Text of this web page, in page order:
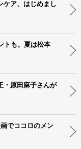
ア、はじめまし
トも。夏は松本
・原田麻子さんが
でココロのメン